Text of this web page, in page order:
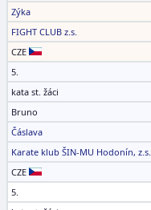
Zýka
FIGHT CLUB z.s.
CZE
5.
kata st. žáci
Bruno
Čáslava
Karate klub ŠIN-MU Hodonín, z.s.
CZE
5.